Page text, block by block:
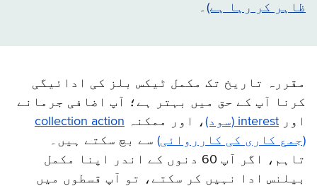
ظاہر کر رہا ہے) ۔
مقررہ تاریخ تک مکمل ٹیکس بلز کی ادائیگی
کرنا آپ کے حق میں بہتر ہے؛ آپ اضافی جرمانے
اور interest (سود) ، اور ممکنہ collection action
(جمع کاری کی کارروائی) سے بچ سکتے ہیں۔
تاہم، اگر آپ 60 دنوں کے اندر اپنا مکمل
بیلنس ادا نہیں کر سکتے، تو آپ قسطوں میں